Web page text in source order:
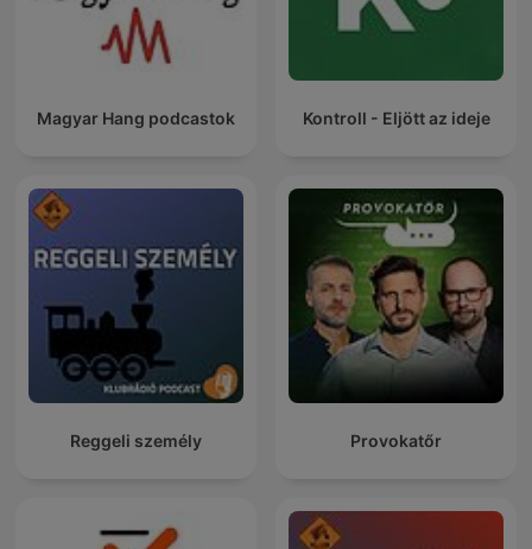
Magyar Hang podcastok Kontroll - Eljött az ideje
Reggeli személy Provokatőr